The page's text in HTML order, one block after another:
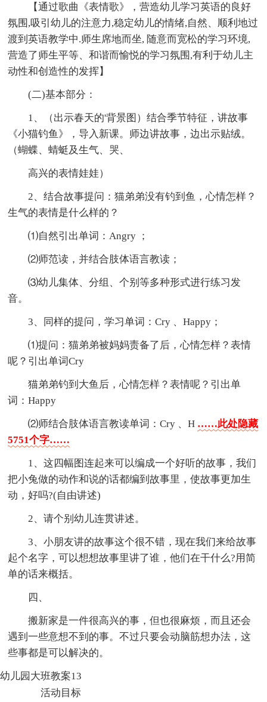
【通过歌曲《表情歌》，营造幼儿学习英语的良好
氛围,吸引幼儿的注意力,稳定幼儿的情绪,自然、顺利地过
渡到英语教学中.师生席地而坐, 随意而宽松的学习环境,
营造了师生平等、和谐而愉悦的学习氛围,有利于幼儿主
动性和创造性的发挥】
(二)基本部分：
1、（出示春天的'背景图）结合季节特征，讲故事
《小猫钓鱼》，导入新课。师边讲故事，边出示贴绒。
（蝴蝶、蜻蜓及生气、哭、
高兴的表情娃娃）
2、结合故事提问：猫弟弟没有钓到鱼，心情怎样？
生气的表情是什么样的？
⑴自然引出单词：Angry ；
⑵师范读，并结合肢体语言教读；
⑶幼儿集体、分组、个别等多种形式进行练习发
音。
3、同样的提问，学习单词：Cry 、Happy；
⑴提问：猫弟弟被妈妈责备了后，心情怎样？表情
呢？引出单词Cry
猫弟弟钓到大鱼后，心情怎样？表情呢？引出单
词：Happy
⑵师结合肢体语言教读单词：Cry 、H ……此处隐藏
5751个字……
1、这四幅图连起来可以编成一个好听的故事，我们
把小兔做的动作和说的话都编到故事里，使故事更加生
动，好吗?(自由讲述)
2、请个别幼儿连贯讲述。
3、小朋友讲的故事这个很不错，现在我们来给故事
起个名字，可以想想故事里讲了谁，他们在干什么?用简
单的话来概括。
四、
搬新家是一件很高兴的事，但也很麻烦，而且还会
遇到一些意想不到的事。不过只要会动脑筋想办法，这
些事都是可以解决的。
幼儿园大班教案13
活动目标